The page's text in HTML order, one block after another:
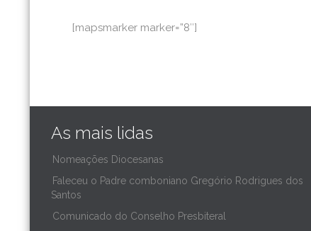
[mapsmarker marker=”8″]
As mais lidas
Nomeações Diocesanas
Faleceu o Padre comboniano Gregório Rodrigues dos
Santos
Comunicado do Conselho Presbiteral